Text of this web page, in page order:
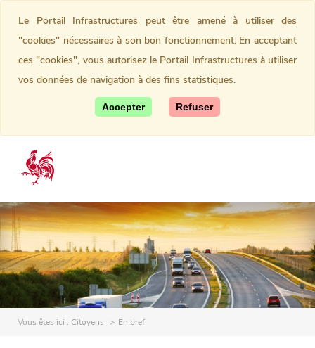
Vous êtes ici : Citoyens En bref
Le Portail Infrastructures peut être amené à utiliser des
"cookies" nécessaires à son bon fonctionnement. En acceptant
ces "cookies", vous autorisez le Portail Infrastructures à utiliser
vos données de navigation à des fins statistiques.
Accepter Refuser